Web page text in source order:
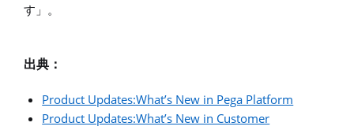
す」。
出典：
Product Updates:What’s New in Pega Platform
Product Updates:What’s New in Customer